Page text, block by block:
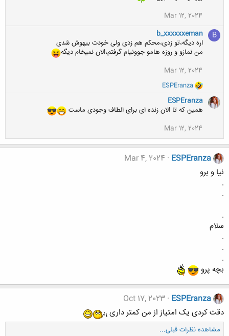
Mar 12, 2024
B
b_xxxxxxeman
اره دیگه،تو زدی،محکم هم زدی ولی خودت بیهوش شدی
من نمازو و روزه هامو جوونیام گرفتم،الان نمیخام دیگه
Mar 12, 2024
و
ک
ن
ش
ه
:
ESPEranza
ESPEranza
همین که تا الان زنده ای برای الطاف وجودی ماست
Mar 12, 2024
ESPEranza
Mar 4, 2024
نیا و برو
.
.
.
سلام
.
.
.
بچه پرو
ESPEranza
Oct 17, 2023
دقت کردی یک امتیاز از من کمتر داری
مشاهده نظرات قبلی...